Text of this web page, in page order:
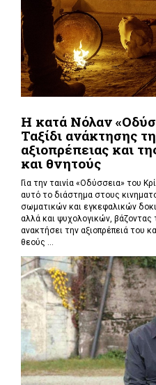
Η κατά Νόλαν
Ταξίδι ανάκτησης
αξιοπρέπειας και
και θνητούς
Για την ταινία «Οδύσσεια» του
αυτό το διάστημα στους
σωματικών και εγκεφαλικών
αλλά και ψυχολογικών, βάζοντας
ανακτήσει την αξιοπρέπειά του
θεούς ...